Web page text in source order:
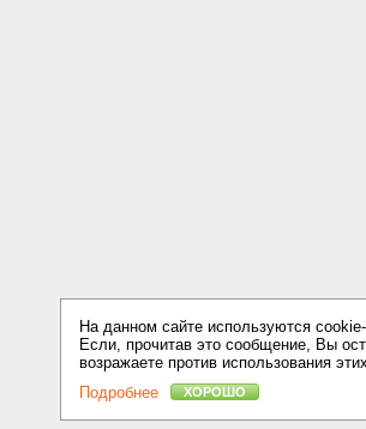
На данном сайте используются
Если, прочитав это сообщение, Вы
возражаете против использования
Подробнее
ХОРОШО